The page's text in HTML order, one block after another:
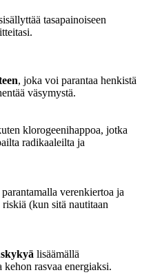
tasapainoiseen
, joka voi parantaa henkistä
väsymystä.
klorogeenihappoa, jotka
radikaaleilta ja
parantamalla verenkiertoa ja
(kun sitä nautitaan
lisäämällä
rasvaa energiaksi.